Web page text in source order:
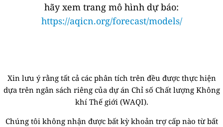
hãy xem trang mô hình dự báo:
https://aqicn.org/forecast/models/
Xin lưu ý rằng tất cả các phân tích trên đều được thực hiện
dựa trên ngân sách riêng của dự án Chỉ số Chất lượng Không
khí Thế giới (WAQI).
Chúng tôi không nhận được bất kỳ khoản trợ cấp nào từ bất